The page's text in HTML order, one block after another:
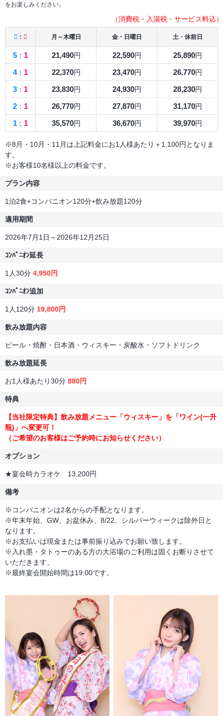
をお楽しみください。
（消費税・入湯税・サービス料込）
： 月～木曜日 金・日曜日 土・休前日
5 ： 1 21,490円 22,590円 25,890円
4： 1 22,370円 23,470円 26,770円
3 ： 1 23,830円 24,930円 28,230円
2 ： 1 26,770円 27,870円 31,170円
1 ： 1 35,570円 36,670円 39,970円
※8月・10月・11月は上記料金にお1人様あたり＋1,100円となりま
す。
※お客様10名様以上の料金です。
プラン内容
1泊2食+コンパニオン120分+飲み放題120分
適用期間
2026年7月1日～2026年12月25日
ｺﾝﾊﾟﾆｵﾝ延長
1人30分 4,950円
ｺﾝﾊﾟﾆｵﾝ追加
1人120分 19,800円
飲み放題内容
ビール・焼酎・日本酒・ウィスキー・炭酸水・ソフトドリンク
飲み放題延長
お1人様あたり30分 880円
特典
【当社限定特典】飲み放題メニュー「ウィスキー」を「ワイン(一升
瓶)」へ変更可！
（ご希望のお客様はご予約時にお知らせください）
オプション
★宴会時カラオケ 13,200円
備考
※コンパニオンは2名からの手配となります。
※年末年始、GW、お盆休み、8/22、シルバーウィークは除外日と
なります。
※お支払いは現金または事前振り込みでお願い致します。
※入れ墨・タトゥーのある方の大浴場のご利用は固くお断りさせて
いただきます。
※最終宴会開始時間は19:00です。